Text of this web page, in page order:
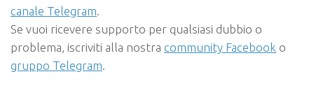
canale Telegram
Se vuoi ricevere supporto per qualsiasi dubbio o
problema, iscriviti alla nostra community Facebook o
gruppo Telegram